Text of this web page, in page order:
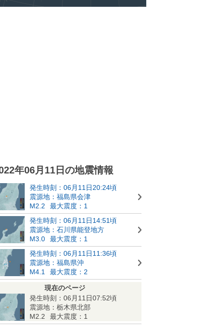
年06月11日の地震情報
発生時刻：06月11日20:24頃
震源地：福島県会津
M2.2
最大震度：1
発生時刻：06月11日14:51頃
震源地：石川県能登地方
M3.0
最大震度：1
発生時刻：06月11日11:36頃
震源地：福島県沖
M4.1
最大震度：2
現在のページ
発生時刻：06月11日07:52頃
震源地：栃木県北部
M2.2
最大震度：1